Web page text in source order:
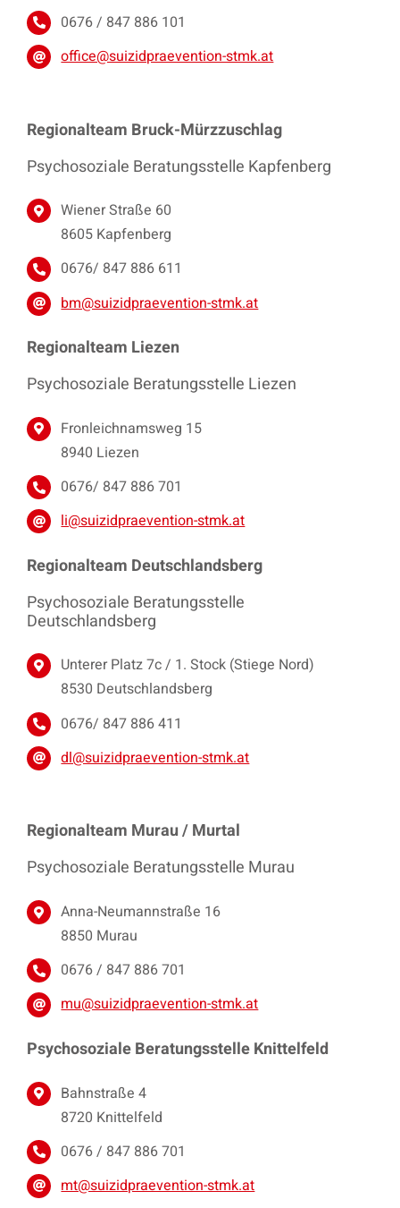
0676 / 847 886 101
office@suizidpraevention-stmk.at
Regionalteam Bruck-Mürzzuschlag
Psychosoziale Beratungsstelle Kapfenberg
Wiener Straße 60
8605 Kapfenberg
0676/ 847 886 611
bm@suizidpraevention-stmk.at
Regionalteam Liezen
Psychosoziale Beratungsstelle Liezen
Fronleichnamsweg 15
8940 Liezen
0676/ 847 886 701
li@suizidpraevention-stmk.at
Regionalteam Deutschlandsberg
Psychosoziale Beratungsstelle
Deutschlandsberg
Unterer Platz 7c / 1. Stock (Stiege Nord)
8530 Deutschlandsberg
0676/ 847 886 411
dl@suizidpraevention-stmk.at
Regionalteam Murau / Murtal
Psychosoziale Beratungsstelle Murau
Anna-Neumannstraße 16
8850 Murau
0676 / 847 886 701
mu@suizidpraevention-stmk.at
Psychosoziale Beratungsstelle Knittelfeld
Bahnstraße 4
8720 Knittelfeld
0676 / 847 886 701
mt@suizidpraevention-stmk.at